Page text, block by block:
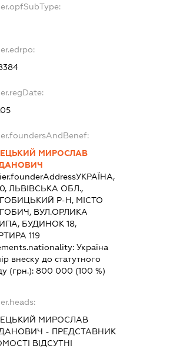
МИРОСЛАВ
УКРАЇНА,
ЛЬВІВСЬКА ОБЛ.,
Р-Н, МІСТО
ВУЛ.ОРЛИКА
БУДИНОК 18,
119
Україна
внеску до статутного
(грн.): 800 000 (100 %)
МИРОСЛАВ
- ПРЕДСТАВНИК
ВІДСУТНІ